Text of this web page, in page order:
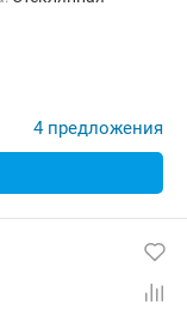
4 предложения